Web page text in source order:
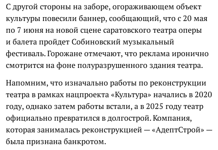
С другой стороны на заборе, огораживающем объект
культуры повесили баннер, сообщающий, что с 20 мая
по 7 июня на новой сцене саратовского театра оперы
и балета пройдет Собиновский музыкальный
фестиваль. Горожане отмечают, что реклама иронично
смотрится на фоне полуразрушенного здания театра.
Напомним, что изначально работы по реконструкции
театра в рамках нацпроекта «Культура» начались в 2020
году, однако затем работы встали, а в 2025 году театр
официально превратился в долгострой. Компания,
которая занималась реконструкцией — «АдептСтрой» —
была признана банкротом.